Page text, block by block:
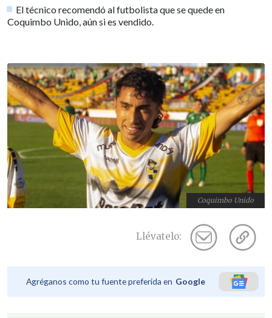
El técnico recomendó al futbolista que se quede en
Coquimbo Unido, aún si es vendido.
Coquimbo Unido
Llévatelo:
Agréganos como tu fuente preferida en Google